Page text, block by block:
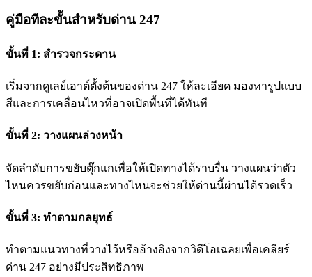
คู่มือทีละขั้นสำหรับด่าน 247
ขั้นที่ 1: สำรวจกระดาน
เริ่มจากดูเลย์เอาต์ตั้งต้นของด่าน 247 ให้ละเอียด มองหารูปแบบ
สีและการเคลื่อนไหวที่อาจเปิดพื้นที่ได้ทันที
ขั้นที่ 2: วางแผนล่วงหน้า
จัดลำดับการขยับตุ๊กแกเพื่อให้เปิดทางได้ราบรื่น วางแผนว่าตัว
ไหนควรขยับก่อนและทางไหนจะช่วยให้ด่านนี้ผ่านได้รวดเร็ว
ขั้นที่ 3: ทำตามกลยุทธ์
ทำตามแนวทางที่วางไว้หรืออ้างอิงจากวิดีโอเฉลยเพื่อเคลียร์
ด่าน 247 อย่างมีประสิทธิภาพ